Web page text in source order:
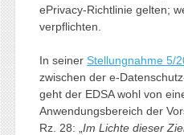
ePrivacy-Richtlinie gelten;
verpflichten.
In seiner Stellungnahme 5/
zwischen der e-
geht der EDSA wohl von
Anwendungsbereich der
Rz. 28: „ Im Lichte dieser